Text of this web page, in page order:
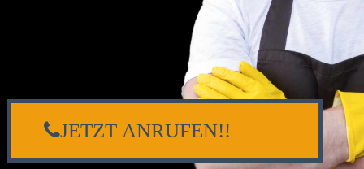
JETZT ANRUFEN!!